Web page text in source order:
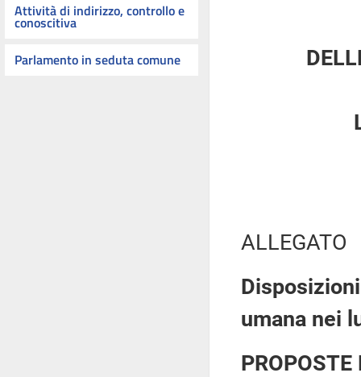
Attività di indirizzo, controllo e
conoscitiva
Parlamento in seduta comune
ALLEGATO
umana nei
PROPOSTE